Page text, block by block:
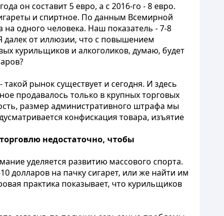
он составит 5 евро, а с 2016-го - 8 евро.
и спиртное. По данным Всемирной
на одного человека. Наш показатель - 7-8
далек от иллюзии, что с повышением
курильщиков и алкоголиков, думаю, будет
рынок существует и сегодня. И здесь
продавалось только в крупных торговых
размер административного штрафа мы
конфискация товара, изъятие
недостаточно, чтобы
уделяется развитию массового спорта.
долларов на пачку сигарет, или же найти им
практика показывает, что курильщиков